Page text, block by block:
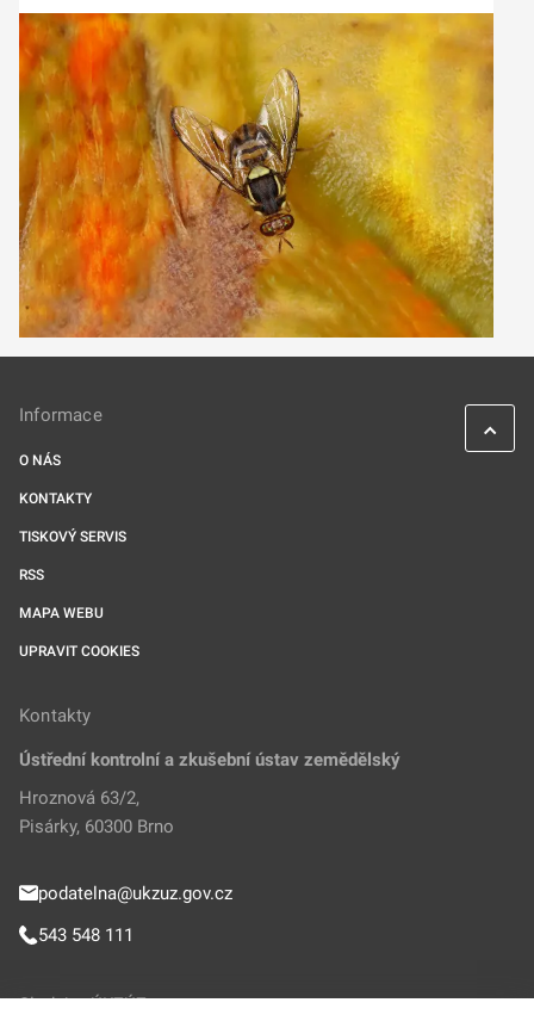
Informace
O NÁS
KONTAKTY
TISKOVÝ SERVIS
RSS
MAPA WEBU
UPRAVIT COOKIES
Kontakty
Ústřední kontrolní a zkušební ústav zemědělský
Hroznová 63/2,
Pisárky, 60300 Brno
podatelna@ukzuz.gov.cz
543 548 111
Sledujte ÚKZÚZ